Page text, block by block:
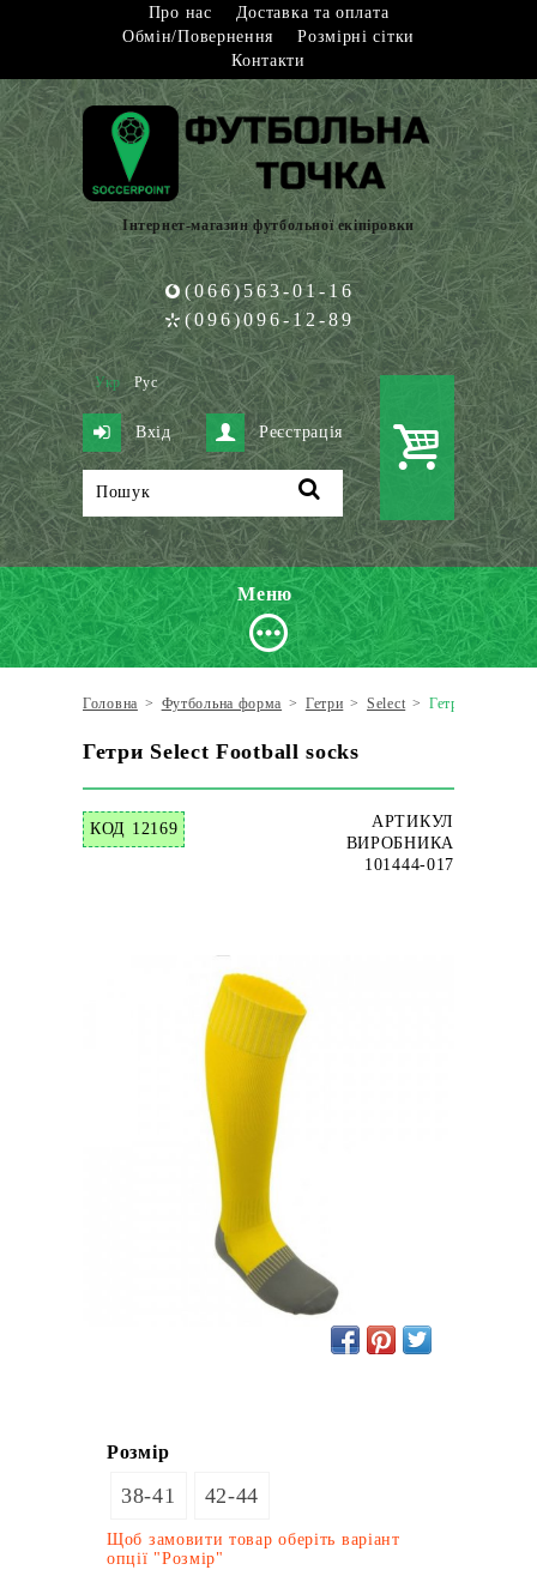
Про нас
Доставка та оплата
Обмін/Повернення
Розмірні сітки
Контакти
Інтернет-магазин футбольної екіпіровки
(066)563-01-16
(096)096-12-89
Укр Рус
Вхід Реєстрація
Меню
Головна > Футбольна форма > Гетри > Select > Гетри Select
Гетри Select Football socks
КОД 12169
АРТИКУЛ
ВИРОБНИКА
101444-017
Розмір
38-41 42-44
Щоб замовити товар оберіть варіант
опції "Розмір"